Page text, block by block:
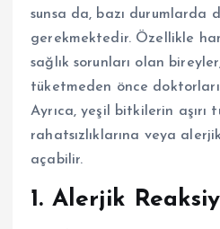
sunsa da, bazı durumlarda
gerekmektedir. Özellikle
sağlık sorunları olan
tüketmeden önce
Ayrıca, yeşil bitkilerin aşırı
rahatsızlıklarına veya
açabilir.
1. Alerjik